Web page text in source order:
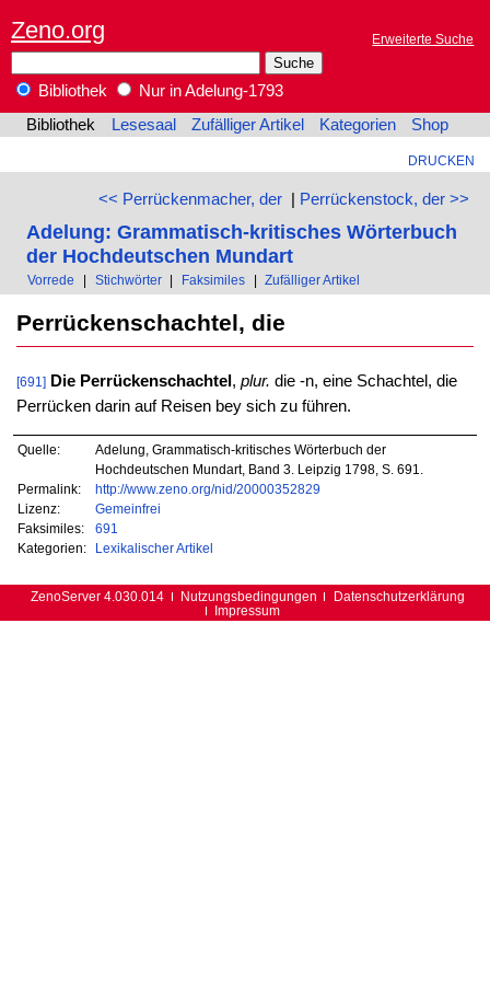
Zeno.org Erweiterte Suche
Bibliothek
Nur in Adelung-1793
Bibliothek
Lesesaal Zufälliger Artikel Kategorien Shop
DRUCKEN
<< Perrückenmacher, der| Perrückenstock, der >>
Adelung: Grammatisch-kritisches Wörterbuch
der Hochdeutschen Mundart
Vorrede | Stichwörter | Faksimiles | Zufälliger Artikel
Perrückenschachtel, die
[691] Die Perrückenschachtel , plur. die -n, eine Schachtel, die
Perrücken darin auf Reisen bey sich zu führen.
Quelle:
Adelung, Grammatisch-kritisches Wörterbuch der
Hochdeutschen Mundart, Band 3. Leipzig 1798, S. 691.
Permalink:
http://www.zeno.org/nid/20000352829
Lizenz:
Gemeinfrei
Faksimiles:
691
Kategorien:
Lexikalischer Artikel
ZenoServer 4.030.014 Nutzungsbedingungen
Datenschutzerklärung
Impressum